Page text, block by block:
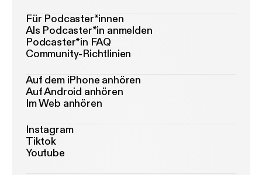
Für Podcaster*innen
Als Podcaster*in anmelden
Podcaster*in FAQ
Community-Richtlinien
Auf dem iPhone anhören
Auf Android anhören
Im Web anhören
Instagram
Tiktok
Youtube